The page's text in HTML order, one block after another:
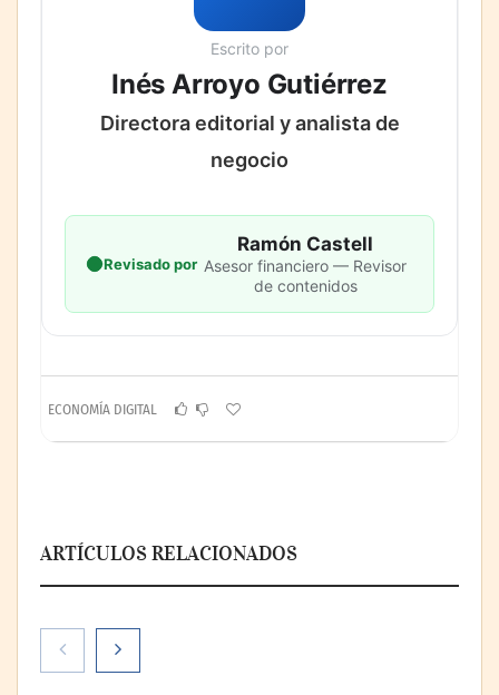
Escrito por
Inés Arroyo Gutiérrez
Directora editorial y analista de
negocio
Revisado por
Ramón Castell
Asesor financiero — Revisor
de contenidos
ECONOMÍA DIGITAL
ARTÍCULOS RELACIONADOS